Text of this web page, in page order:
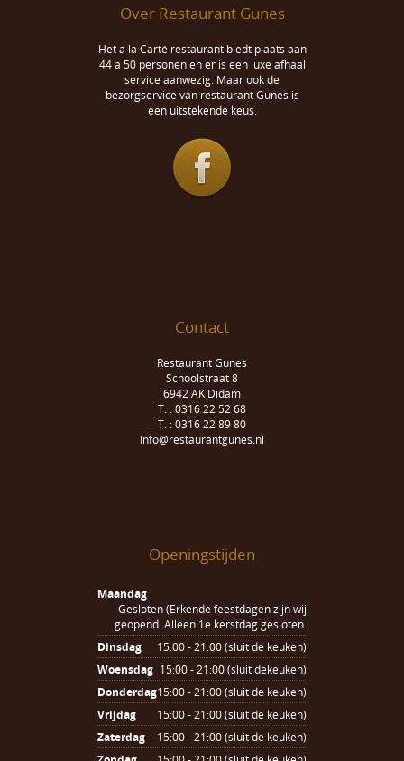
Over Restaurant Gunes
Het a la Carté restaurant biedt plaats aan
44 a 50 personen en er is een luxe afhaal
service aanwezig. Maar ook de
bezorgservice van restaurant Gunes is
een uitstekende keus.
Contact
Restaurant Gunes
Schoolstraat 8
6942 AK Didam
T. : 0316 22 52 68
T. : 0316 22 89 80
Info@restaurantgunes.nl
Openingstijden
Maandag
Gesloten (Erkende feestdagen zijn wij
geopend. Alleen 1e kerstdag gesloten.
Dinsdag
15:00 - 21:00 (sluit de keuken)
Woensdag 15:00 - 21:00 (sluit dekeuken)
Donderdag15:00 - 21:00 (sluit de keuken)
Vrijdag
15:00 - 21:00 (sluit de keuken)
Zaterdag
15:00 - 21:00 (sluit de keuken)